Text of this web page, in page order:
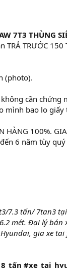
7T3 THÙNG
TRẢ TRƯỚC
(photo).
cần chứng
mình bao lo
HÀNG 100%.
6 năm tùy
7.3 tấn/ 7tan3
mét. Đại lý bán
gia xe